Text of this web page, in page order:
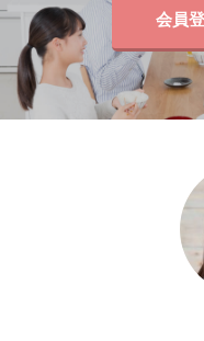
会員